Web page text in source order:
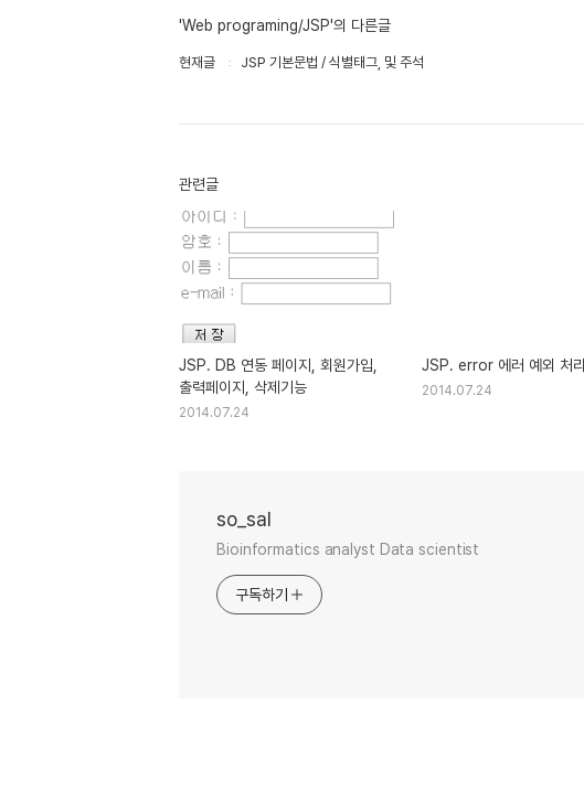
'Web programing/JSP'의 다른글
현재글 JSP 기본문법 / 식별태그, 및 주석
관련글
JSP. DB 연동 페이지, 회원가입,
출력페이지, 삭제기능
2014.07.24
JSP. error 에러 예외 처리
2014.07.24
so_sal
Bioinformatics analyst Data scientist
구독하기